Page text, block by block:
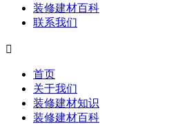
装修建材百科
联系我们

首页
关于我们
装修建材知识
装修建材百科